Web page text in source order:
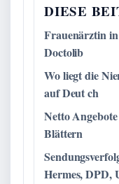
DIESE
Frauenärztin
Doctolib
Wo liegt die
auf Deut ch
Netto
Blättern
Hermes, DPD,